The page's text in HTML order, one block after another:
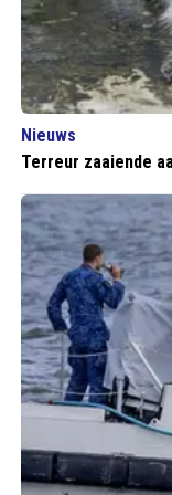
Nieuws
Terreur zaaiende